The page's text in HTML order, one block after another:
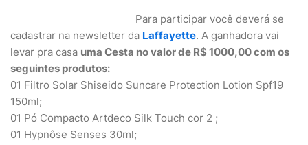
Para participar você deverá se
cadastrar na newsletter da Laffayette. A ganhadora vai
levar pra casa uma Cesta no valor de R$ 1000,00 com os
seguintes produtos:
01 Filtro Solar Shiseido Suncare Protection Lotion Spf19
150ml;
01 Pó Compacto Artdeco Silk Touch cor 2 ;
01 Hypnôse Senses 30ml;